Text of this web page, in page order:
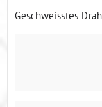
Geschweisstes